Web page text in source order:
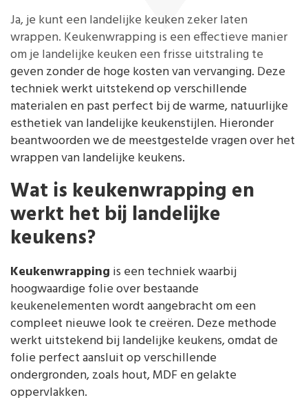
Ja, je kunt een landelijke keuken zeker laten
wrappen. Keukenwrapping is een effectieve manier
om je landelijke keuken een frisse uitstraling te
geven zonder de hoge kosten van vervanging. Deze
techniek werkt uitstekend op verschillende
materialen en past perfect bij de warme, natuurlijke
esthetiek van landelijke keukenstijlen. Hieronder
beantwoorden we de meestgestelde vragen over het
wrappen van landelijke keukens.
Wat is keukenwrapping en
werkt het bij landelijke
keukens?
Keukenwrapping is een techniek waarbij
hoogwaardige folie over bestaande
keukenelementen wordt aangebracht om een
compleet nieuwe look te creëren. Deze methode
werkt uitstekend bij landelijke keukens, omdat de
folie perfect aansluit op verschillende
ondergronden, zoals hout, MDF en gelakte
oppervlakken.